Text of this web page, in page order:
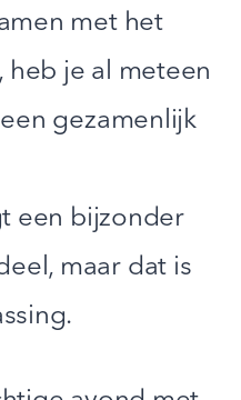
met het
heb je al meteen
gezamenlijk
een bijzonder
maar dat is